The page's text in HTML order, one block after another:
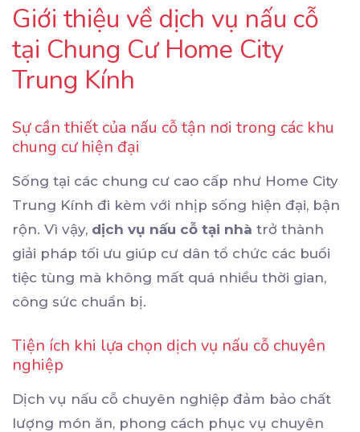
Giới thiệu về dịch vụ nấu cỗ
tại Chung Cư Home City
Trung Kính
Sự cần thiết của nấu cỗ tận nơi trong các khu
chung cư hiện đại
Sống tại các chung cư cao cấp như Home City
Trung Kính đi kèm với nhịp sống hiện đại, bận
rộn. Vì vậy, dịch vụ nấu cỗ tại nhà trở thành
giải pháp tối ưu giúp cư dân tổ chức các buổi
tiệc tùng mà không mất quá nhiều thời gian,
công sức chuẩn bị.
Tiện ích khi lựa chọn dịch vụ nấu cỗ chuyên
nghiệp
Dịch vụ nấu cỗ chuyên nghiệp đảm bảo chất
lượng món ăn, phong cách phục vụ chuyên